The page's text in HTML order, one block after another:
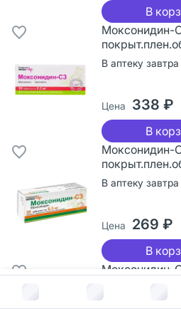
В
Моксонидин-
В аптеку
Цена 338 ₽
В
Моксонидин-
В аптеку
Цена 269 ₽
В
Моксонидин-
В аптеку